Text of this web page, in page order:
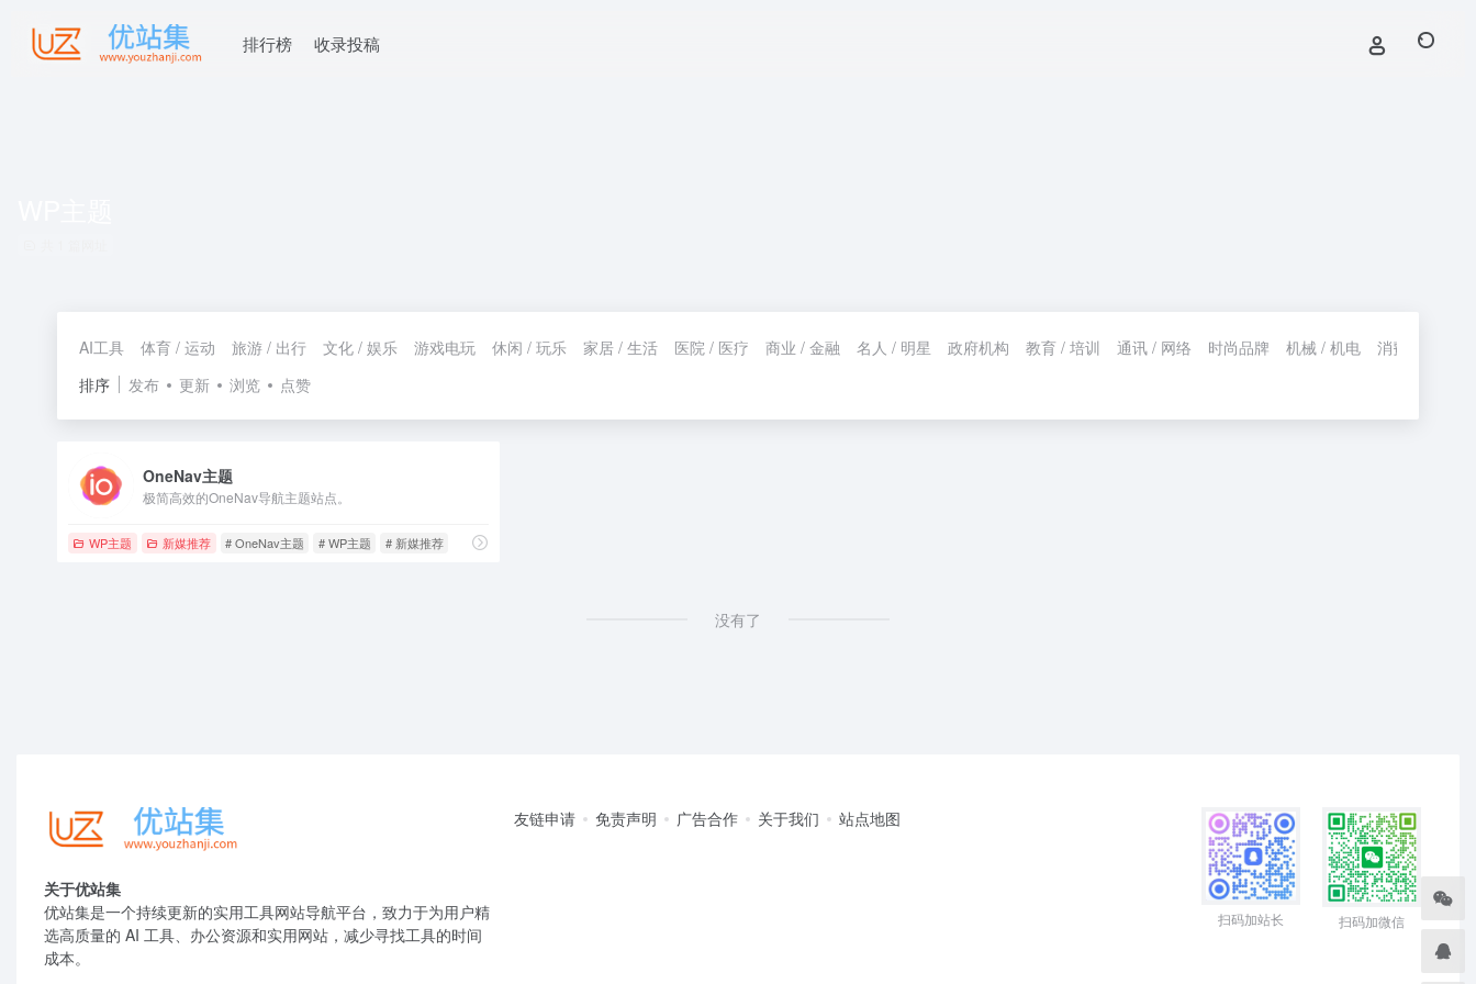
排行榜 收录投稿
AI工具 体育 / 运动 旅游 / 出行 文化 / 娱乐 游戏电玩 休闲 / 玩乐 家居 / 生活 医院 / 医疗 商业 / 金融 名人 / 明星 政府机构 教育 / 培训 通讯 / 网络 时尚品牌 机械 / 机电 消费 / 购物
排序
发布 更新 浏览 点赞
OneNav主题
极简高效的OneNav导航主题站点。
WP主题 新媒推荐 # OneNav主题 # WP主题 # 新媒推荐
没有了
关于优站集
优站集是一个持续更新的实用工具网站导航平台，致力于为用户精
选高质量的 AI 工具、办公资源和实用网站，减少寻找工具的时间
成本。
友链申请 免责声明 广告合作 关于我们 站点地图
扫码加站长 扫码加微信